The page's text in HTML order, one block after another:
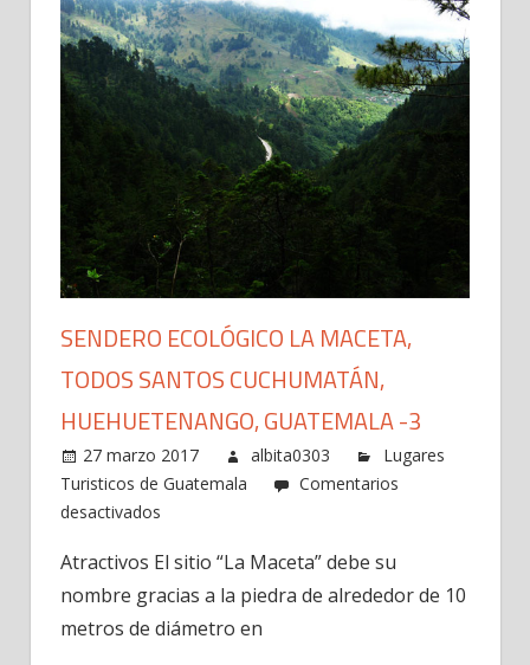
SENDERO ECOLÓGICO LA MACETA,
TODOS SANTOS CUCHUMATÁN,
HUEHUETENANGO, GUATEMALA -3
27 marzo 2017 albita0303
Lugares
Turisticos de Guatemala
Comentarios
desactivados
Ecológico
La
Maceta,
Atractivos El sitio “La Maceta” debe su
nombre gracias a la piedra de alrededor de 10
metros de diámetro en